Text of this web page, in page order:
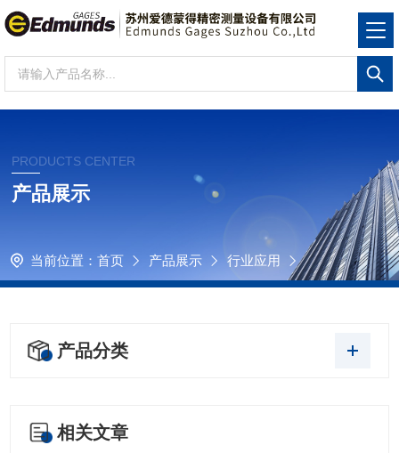
PRODUCTS CENTER
产品展示
当前位置： 首页 产品展示 行业应用
产品分类
相关文章